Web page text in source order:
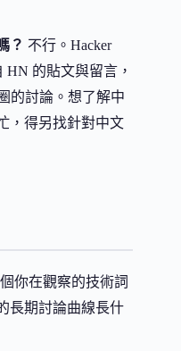
？ 不行。Hacker
的貼文與留言，
的討論。想了解中
，得另找針對中文
你在觀察的技術詞
長期討論曲線長什